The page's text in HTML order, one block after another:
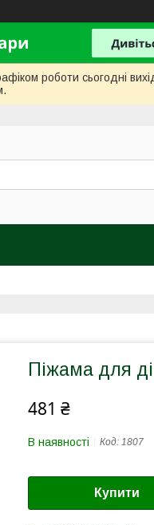
роботи сьогодні
Піжама для
481 ₴
В наявності Код: 1807
Купити